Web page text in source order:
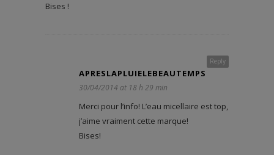
Bises !
Reply
APRESLAPLUIELEBEAUTEMPS
30/04/2014 at 18 h 29 min
Merci pour l’info! L’eau micellaire est top,
j’aime vraiment cette marque!
Bises!